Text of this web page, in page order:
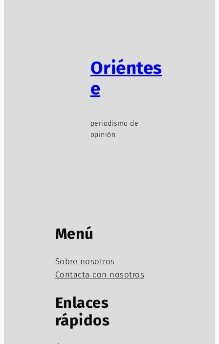
Oriéntes
e
periodismo de
opinión
Menú
Sobre nosotros
Contacta con nosotros
Enlaces
rápidos